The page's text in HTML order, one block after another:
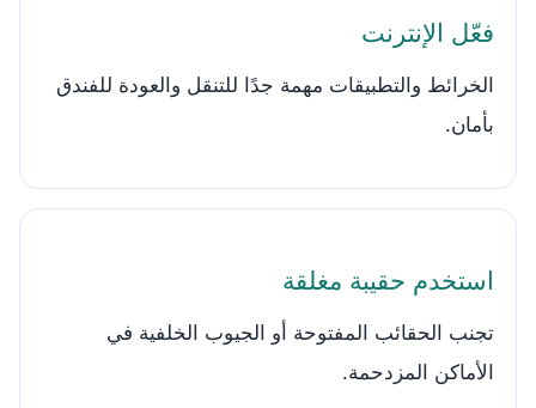
فعّل الإنترنت
الخرائط والتطبيقات مهمة جدًا للتنقل والعودة للفندق
بأمان.
استخدم حقيبة مغلقة
تجنب الحقائب المفتوحة أو الجيوب الخلفية في
الأماكن المزدحمة.